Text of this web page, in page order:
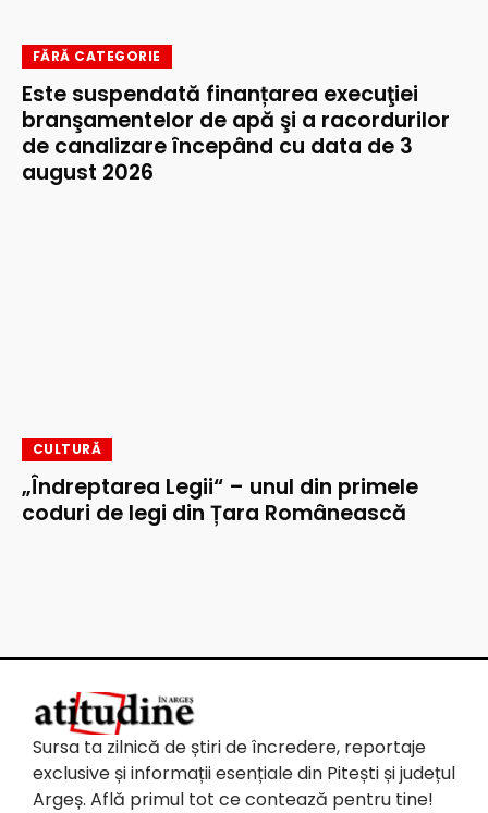
FĂRĂ CATEGORIE
Este suspendată finanțarea execuţiei
branşamentelor de apă şi a racordurilor
de canalizare începând cu data de 3
august 2026
CULTURĂ
„Îndreptarea Legii“ – unul din primele
coduri de legi din Țara Românească
Sursa ta zilnică de știri de încredere, reportaje
exclusive și informații esențiale din Pitești și județul
Argeș. Află primul tot ce contează pentru tine!